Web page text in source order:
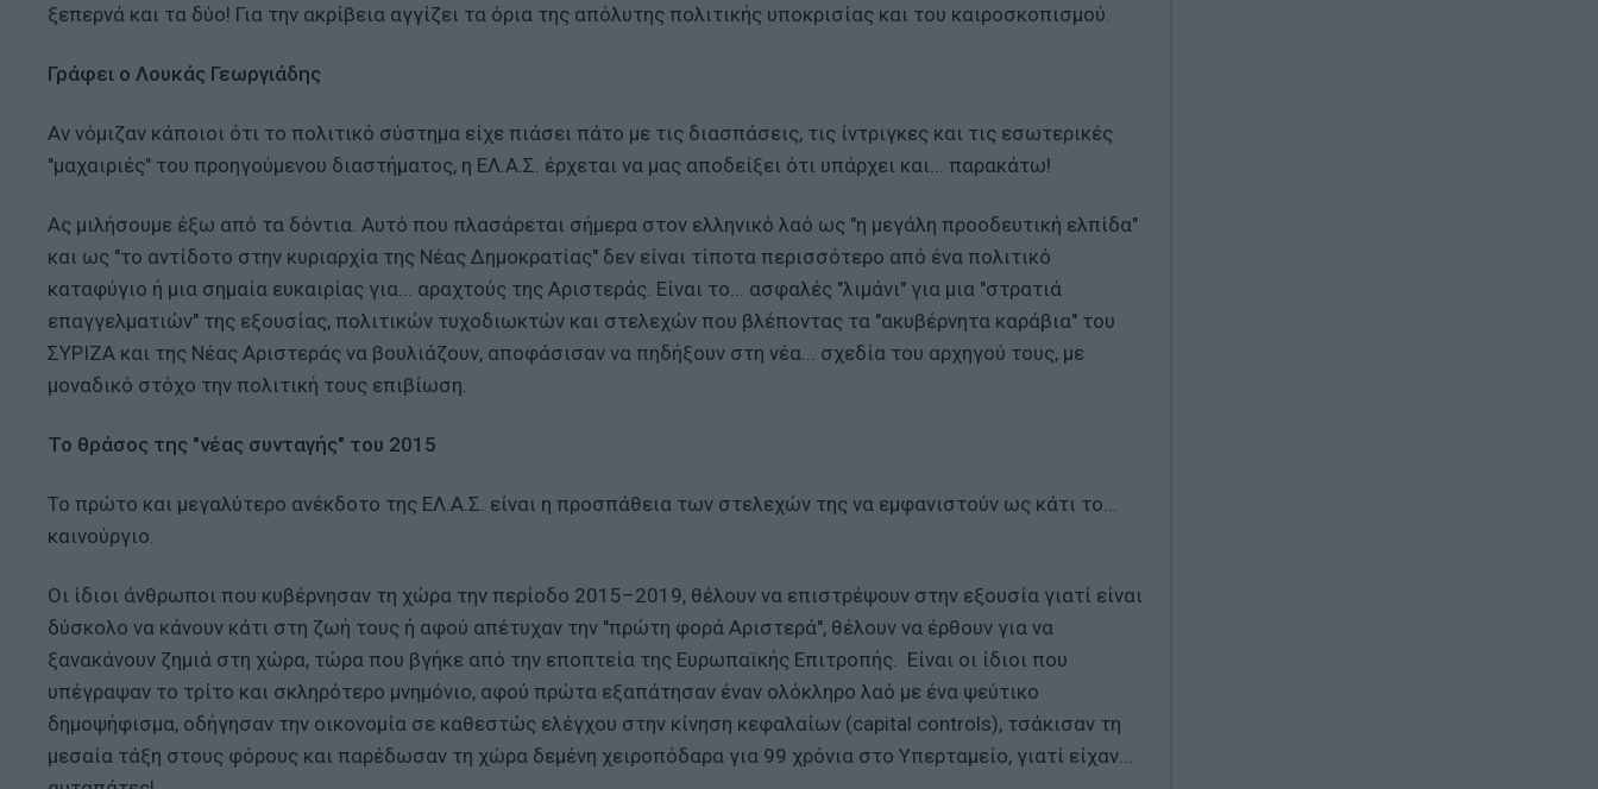
ξεπερνά και τα δύο! Για την ακρίβεια αγγίζει τα όρια της απόλυτης πολιτικής υποκρισίας και του καιροσκοπισμού.
Γράφει ο Λουκάς Γεωργιάδης
Αν νόμιζαν κάποιοι ότι το πολιτικό σύστημα είχε πιάσει πάτο με τις διασπάσεις, τις ίντριγκες και τις εσωτερικές
"μαχαιριές" του προηγούμενου διαστήματος, η ΕΛ.Α.Σ. έρχεται να μας αποδείξει ότι υπάρχει και... παρακάτω!
Ας μιλήσουμε έξω από τα δόντια. Αυτό που πλασάρεται σήμερα στον ελληνικό λαό ως "η μεγάλη προοδευτική ελπίδα"
και ως "το αντίδοτο στην κυριαρχία της Νέας Δημοκρατίας" δεν είναι τίποτα περισσότερο από ένα πολιτικό
καταφύγιο ή μια σημαία ευκαιρίας για... αραχτούς της Αριστεράς. Είναι το... ασφαλές "λιμάνι" για μια "στρατιά
επαγγελματιών" της εξουσίας, πολιτικών τυχοδιωκτών και στελεχών που βλέποντας τα "ακυβέρνητα καράβια" του
ΣΥΡΙΖΑ και της Νέας Αριστεράς να βουλιάζουν, αποφάσισαν να πηδήξουν στη νέα... σχεδία του αρχηγού τους, με
μοναδικό στόχο την πολιτική τους επιβίωση.
Το θράσος της "νέας συνταγής" του 2015
Το πρώτο και μεγαλύτερο ανέκδοτο της ΕΛ.Α.Σ. είναι η προσπάθεια των στελεχών της να εμφανιστούν ως κάτι το...
καινούργιο.
Οι ίδιοι άνθρωποι που κυβέρνησαν τη χώρα την περίοδο 2015–2019, θέλουν να επιστρέψουν στην εξουσία γιατί είναι
δύσκολο να κάνουν κάτι στη ζωή τους ή αφού απέτυχαν την "πρώτη φορά Αριστερά", θέλουν να έρθουν για να
ξανακάνουν ζημιά στη χώρα, τώρα που βγήκε από την εποπτεία της Ευρωπαϊκής Επιτροπής. Είναι οι ίδιοι που
υπέγραψαν το τρίτο και σκληρότερο μνημόνιο, αφού πρώτα εξαπάτησαν έναν ολόκληρο λαό με ένα ψεύτικο
δημοψήφισμα, οδήγησαν την οικονομία σε καθεστώς ελέγχου στην κίνηση κεφαλαίων (capital controls), τσάκισαν τη
μεσαία τάξη στους φόρους και παρέδωσαν τη χώρα δεμένη χειροπόδαρα για 99 χρόνια στο Υπερταμείο, γιατί είχαν...